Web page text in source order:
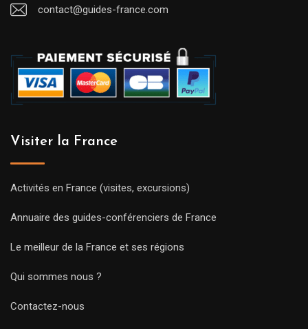
contact@guides-france.com
Visiter la France
Activités en France (visites, excursions)
Annuaire des guides-conférenciers de France
Le meilleur de la France et ses régions
Qui sommes nous ?
Contactez-nous